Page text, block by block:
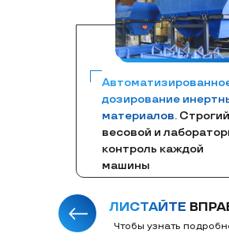
дозирование
материалов. Строгий
весовой и
контроль каждой
машины
ЛИСТАЙТЕ
Чтобы узнать